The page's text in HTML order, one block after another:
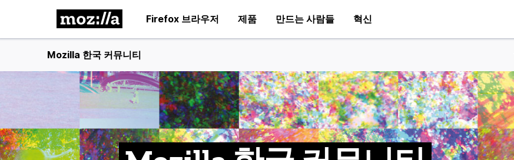
Firefox 브라우저 제품 만드는 사람들 혁신
Mozilla 한국 커뮤니티